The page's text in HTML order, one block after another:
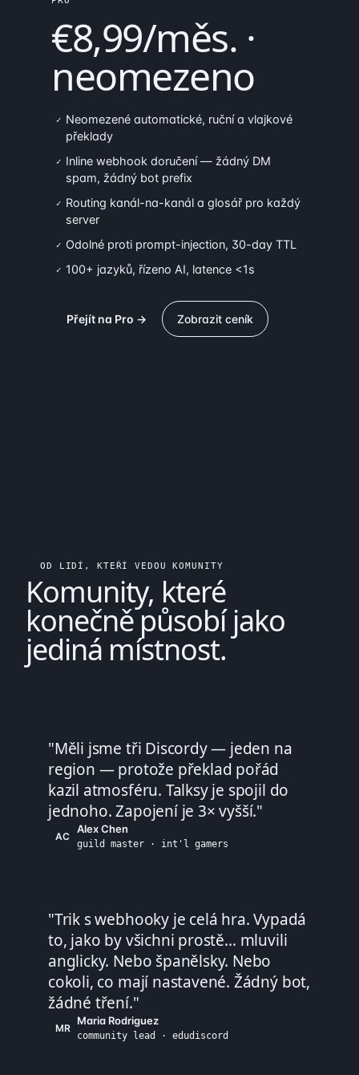
€8,99/měs. ·
neomezeno
✓ Neomezené automatické, ruční a vlajkové
překlady
✓ Inline webhook doručení — žádný DM
spam, žádný bot prefix
✓ Routing kanál-na-kanál a glosář pro každý
server
✓ Odolné proti prompt-injection, 30-day TTL
✓ 100+ jazyků, řízeno AI, latence <1s
Přejít na Pro → Zobrazit ceník
OD LIDÍ, KTEŘÍ VEDOU KOMUNITY
Komunity, které
konečně působí jako
jediná místnost.
"Měli jsme tři Discordy — jeden na
region — protože překlad pořád
kazil atmosféru. Talksy je spojil do
jednoho. Zapojení je 3× vyšší."
AC
Alex Chen
guild master · int'l gamers
"Trik s webhooky je celá hra. Vypadá
to, jako by všichni prostě… mluvili
anglicky. Nebo španělsky. Nebo
cokoli, co mají nastavené. Žádný bot,
žádné tření."
MR
Maria Rodriguez
community lead · edudiscord